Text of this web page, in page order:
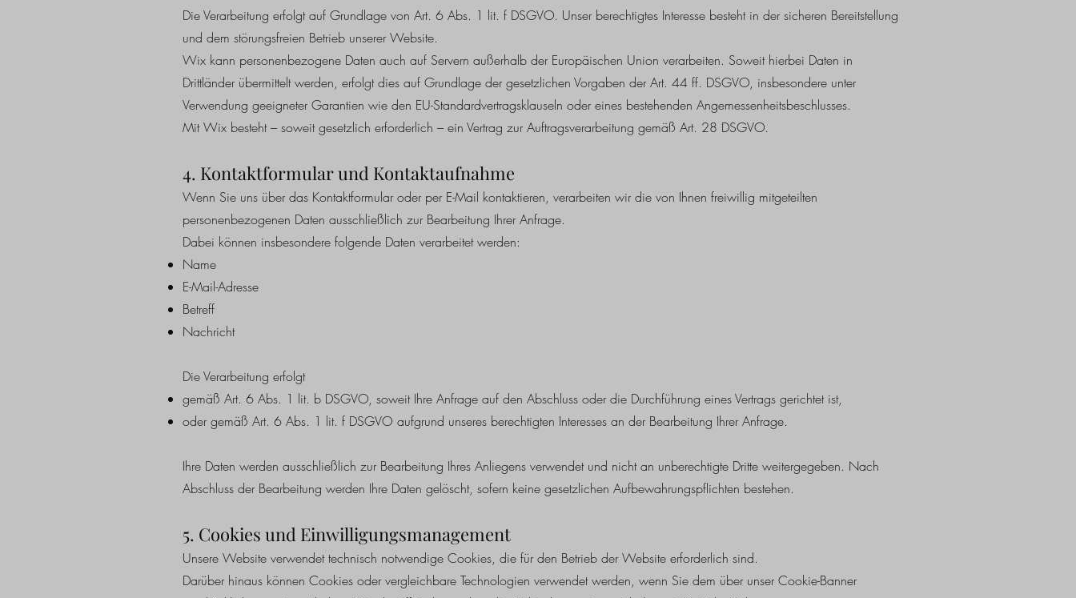
Die Verarbeitung erfolgt auf Grundlage von Art. 6 Abs. 1 lit. f DSGVO. Unser berechtigtes Interesse besteht in der sicheren Bereitstellung
und dem störungsfreien Betrieb unserer Website.
Wix kann personenbezogene Daten auch auf Servern außerhalb der Europäischen Union verarbeiten. Soweit hierbei Daten in
Drittländer übermittelt werden, erfolgt dies auf Grundlage der gesetzlichen Vorgaben der Art. 44 ff. DSGVO, insbesondere unter
Verwendung geeigneter Garantien wie den EU-Standardvertragsklauseln oder eines bestehenden Angemessenheitsbeschlusses.
Mit Wix besteht – soweit gesetzlich erforderlich – ein Vertrag zur Auftragsverarbeitung gemäß Art. 28 DSGVO.
4. Kontaktformular und Kontaktaufnahme
Wenn Sie uns über das Kontaktformular oder per E-Mail kontaktieren, verarbeiten wir die von Ihnen freiwillig mitgeteilten
personenbezogenen Daten ausschließlich zur Bearbeitung Ihrer Anfrage.
Dabei können insbesondere folgende Daten verarbeitet werden:
Name
E-Mail-Adresse
Betreff
Nachricht
Die Verarbeitung erfolgt
gemäß Art. 6 Abs. 1 lit. b DSGVO, soweit Ihre Anfrage auf den Abschluss oder die Durchführung eines Vertrags gerichtet ist,
oder gemäß Art. 6 Abs. 1 lit. f DSGVO aufgrund unseres berechtigten Interesses an der Bearbeitung Ihrer Anfrage.
Ihre Daten werden ausschließlich zur Bearbeitung Ihres Anliegens verwendet und nicht an unberechtigte Dritte weitergegeben. Nach
Abschluss der Bearbeitung werden Ihre Daten gelöscht, sofern keine gesetzlichen Aufbewahrungspflichten bestehen.
5. Cookies und Einwilligungsmanagement
Unsere Website verwendet technisch notwendige Cookies, die für den Betrieb der Website erforderlich sind.
Darüber hinaus können Cookies oder vergleichbare Technologien verwendet werden, wenn Sie dem über unser Cookie-Banner